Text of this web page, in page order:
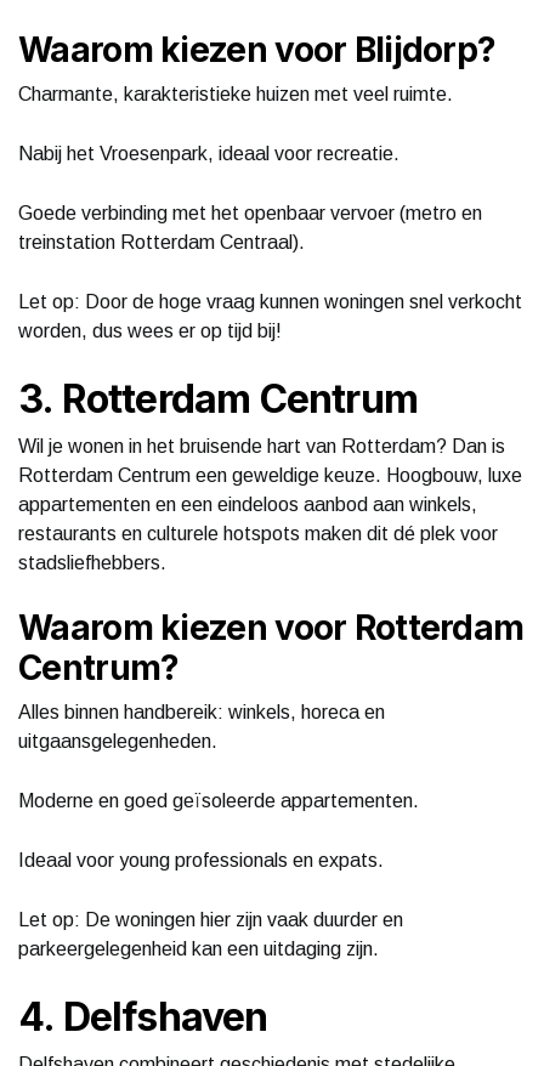
Waarom kiezen voor Blijdorp?
Charmante, karakteristieke huizen met veel ruimte.
Nabij het Vroesenpark, ideaal voor recreatie.
Goede verbinding met het openbaar vervoer (metro en
treinstation Rotterdam Centraal).
Let op: Door de hoge vraag kunnen woningen snel verkocht
worden, dus wees er op tijd bij!
3. Rotterdam Centrum
Wil je wonen in het bruisende hart van Rotterdam? Dan is
Rotterdam Centrum een geweldige keuze. Hoogbouw, luxe
appartementen en een eindeloos aanbod aan winkels,
restaurants en culturele hotspots maken dit dé plek voor
stadsliefhebbers.
Waarom kiezen voor Rotterdam
Centrum?
Alles binnen handbereik: winkels, horeca en
uitgaansgelegenheden.
Moderne en goed geïsoleerde appartementen.
Ideaal voor young professionals en expats.
Let op: De woningen hier zijn vaak duurder en
parkeergelegenheid kan een uitdaging zijn.
4. Delfshaven